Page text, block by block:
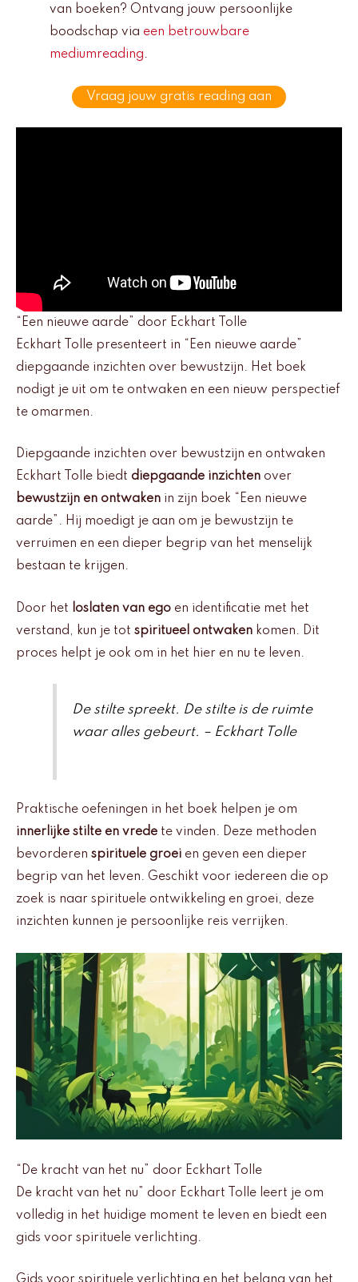
van boeken? Ontvang jouw persoonlijke
boodschap via een betrouwbare
mediumreading.
Vraag jouw gratis reading aan
“Een nieuwe aarde” door Eckhart Tolle
Eckhart Tolle presenteert in “Een nieuwe aarde”
diepgaande inzichten over bewustzijn. Het boek
nodigt je uit om te ontwaken en een nieuw perspectief
te omarmen.
Diepgaande inzichten over bewustzijn en ontwaken
Eckhart Tolle biedt diepgaande inzichten over
bewustzijn en ontwaken in zijn boek “Een nieuwe
aarde”. Hij moedigt je aan om je bewustzijn te
verruimen en een dieper begrip van het menselijk
bestaan te krijgen.
Door het loslaten van ego en identificatie met het
verstand, kun je tot spiritueel ontwaken komen. Dit
proces helpt je ook om in het hier en nu te leven.
De stilte spreekt. De stilte is de ruimte
waar alles gebeurt. – Eckhart Tolle
Praktische oefeningen in het boek helpen je om
innerlijke stilte en vrede te vinden. Deze methoden
bevorderen spirituele groei en geven een dieper
begrip van het leven. Geschikt voor iedereen die op
zoek is naar spirituele ontwikkeling en groei, deze
inzichten kunnen je persoonlijke reis verrijken.
“De kracht van het nu” door Eckhart Tolle
De kracht van het nu” door Eckhart Tolle leert je om
volledig in het huidige moment te leven en biedt een
gids voor spirituele verlichting.